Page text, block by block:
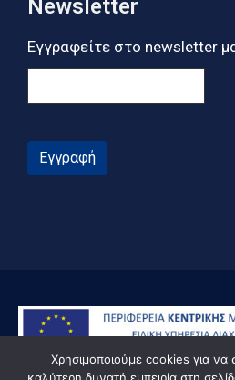
Newsletter
Εγγραφείτε στο newsletter
Εγγραφή
Χρησιμοποιούμε cookies για